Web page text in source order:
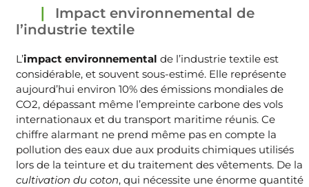
Impact environnemental de
l’industrie textile
L’impact environnemental de l’industrie textile est
considérable, et souvent sous-estimé. Elle représente
aujourd’hui environ 10% des émissions mondiales de
CO2, dépassant même l’empreinte carbone des vols
internationaux et du transport maritime réunis. Ce
chiffre alarmant ne prend même pas en compte la
pollution des eaux due aux produits chimiques utilisés
lors de la teinture et du traitement des vêtements. De la
cultivation du coton, qui nécessite une énorme quantité